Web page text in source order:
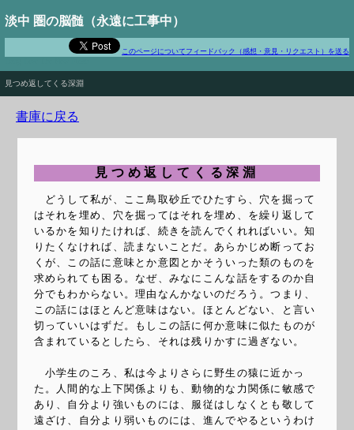
淡中 圏の脳髄（永遠に工事中）
このページについてフィードバック（感想・意見・リクエスト）を送る
見つめ返してくる深淵
書庫に戻る
見つめ返してくる深淵
どうして私が、ここ鳥取砂丘でひたすら、穴を掘って
はそれを埋め、穴を掘ってはそれを埋め、を繰り返して
いるかを知りたければ、続きを読んでくれればいい。知
りたくなければ、読まないことだ。あらかじめ断ってお
くが、この話に意味とか意図とかそういった類のものを
求められても困る。なぜ、みなにこんな話をするのか自
分でもわからない。理由なんかないのだろう。つまり、
この話にはほとんど意味はない。ほとんどない、と言い
切っていいはずだ。もしこの話に何か意味に似たものが
含まれているとしたら、それは残りかすに過ぎない。
小学生のころ、私は今よりさらに野生の猿に近かっ
た。人間的な上下関係よりも、動物的な力関係に敏感で
あり、自分より強いものには、服従はしなくとも敬して
遠ざけ、自分より弱いものには、進んでやるというわけ